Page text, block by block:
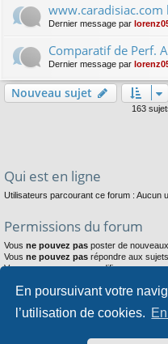
En poursuivant votre
l’utilisation de cookies.
www.caradisiac.com
Dernier message par
Comparatif de Perf.
Dernier message par
Nouveau sujet
163
Qui est en ligne
Utilisateurs parcourant ce forum : Aucun
Permissions du forum
Vous ne pouvez pas poster de
Vous ne pouvez pas répondre aux sujets
Vousne pouvez pasmodifier vos
Vousne pouvez pasjoindre des fichiers
Accueil Index du forum
Développé parphpBB®